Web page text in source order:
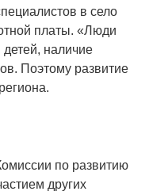
в село
платы. «Люди
наличие
Поэтому развитие
по развитию
других